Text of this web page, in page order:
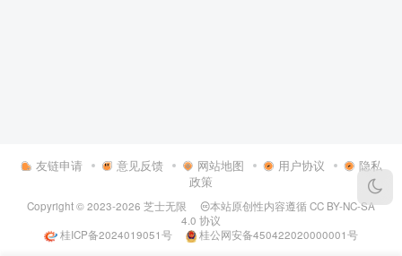
友链申请 意见反馈 网站地图 用户协议
隐私
政策
Copyright © 2023-2026 芝士无限 本站原创性内容遵循CC BY-NC-SA
4.0 协议
桂ICP备2024019051号
桂公网安备450422020000001号